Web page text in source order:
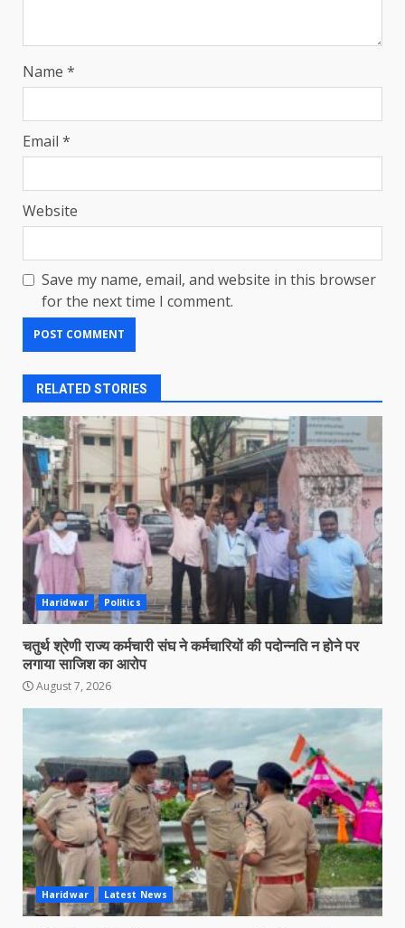
Name *
Email *
Website
Save my name, email, and website in this browser
for the next time I comment.
RELATED STORIES
Haridwar Politics
चतुर्थ श्रेणी राज्य कर्मचारी संघ ने कर्मचारियों की पदोन्नति न होने पर
लगाया साजिश का आरोप
August 7, 2026
Haridwar Latest News